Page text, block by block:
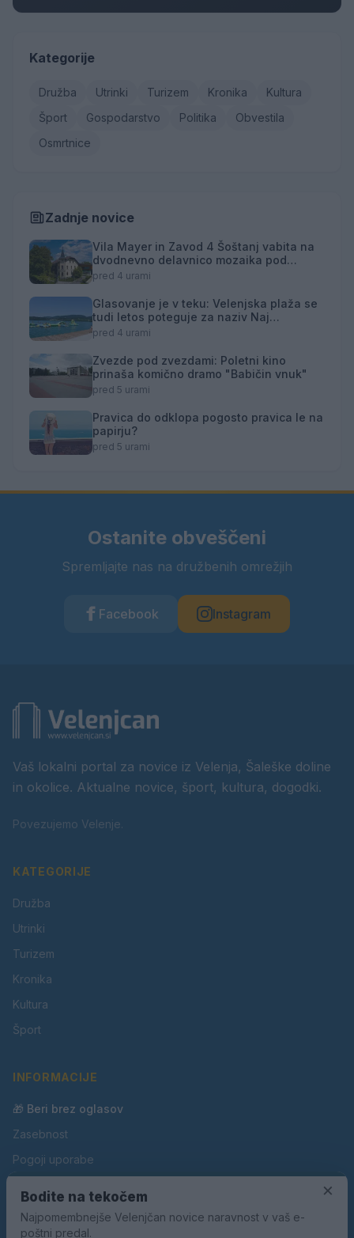
Kategorije
Družba Utrinki Turizem Kronika
Kultura
Šport
Gospodarstvo Politika
Obvestila
Osmrtnice
Zadnje novice
Vila Mayer in Zavod 4 Šoštanj vabita na
dvodnevno delavnico mozaika pod
mentorstvom Mojce Marije Černivšek
pred 4 urami
Glasovanje je v teku: Velenjska plaža se
tudi letos poteguje za naziv Naj
kopališče
pred 4 urami
Zvezde pod zvezdami: Poletni kino
prinaša komično dramo "Babičin vnuk"
pred 5 urami
Pravica do odklopa pogosto pravica le na
papirju?
pred 5 urami
Ostanite obveščeni
Spremljajte nas na družbenih omrežjih
Facebook Instagram
Vaš lokalni portal za novice iz Velenja, Šaleške doline
in okolice. Aktualne novice, šport, kultura, dogodki.
Povezujemo Velenje.
KATEGORIJE
Družba
Utrinki
Turizem
Kronika
Kultura
Šport
INFORMACIJE
🎁 Beri brez oglasov
Zasebnost
Pogoji uporabe
Oglaševanje
Kontakt
×
Bodite na tekočem
Najpomembnejše Velenjčan novice naravnost v vaš e-
poštni predal.